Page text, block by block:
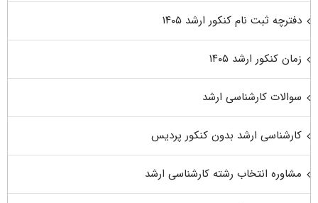
دفترچه ثبت نام کنکور ارشد ۱۴۰۵
زمان کنکور ارشد ۱۴۰۵
سوالات کارشناسی ارشد
کارشناسی ارشد بدون کنکور پردیس
مشاوره انتخاب رشته کارشناسی ارشد